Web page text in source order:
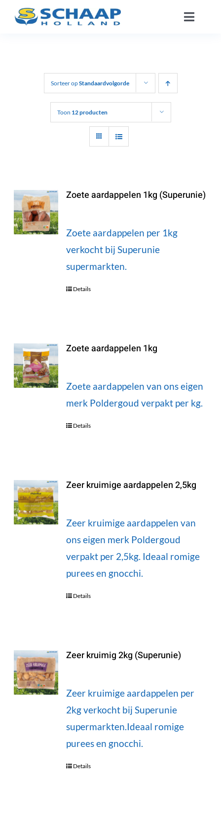
naar
Toggle
NL
Sorteer opStandaardvolgorde
Toon 12 producten
Zoete aardappelen 1kg (Superunie)
Zoete aardappelen per 1kg
verkocht bij Superunie
supermarkten.
Details
Zoete aardappelen 1kg
Zoete aardappelen van ons eigen
merk Poldergoud verpakt per kg.
Details
Zeer kruimige aardappelen 2,5kg
Zeer kruimige aardappelen van
ons eigen merk Poldergoud
verpakt per 2,5kg. Ideaal romige
purees en gnocchi.
Details
Zeer kruimig 2kg (Superunie)
Zeer kruimige aardappelen per
2kg verkocht bij Superunie
supermarkten.Ideaal romige
purees en gnocchi.
Details